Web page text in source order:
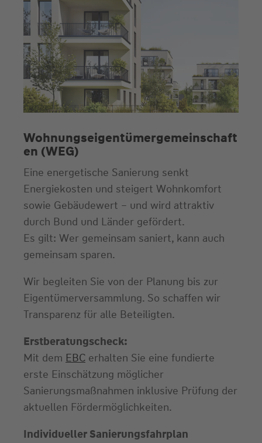
Wohnungseigentümergemeinschaft
en (WEG)
Eine energetische Sanierung senkt
Energiekosten und steigert Wohnkomfort
sowie Gebäudewert – und wird attraktiv
durch Bund und Länder gefördert.
Es gilt: Wer gemeinsam saniert, kann auch
gemeinsam sparen.
Wir begleiten Sie von der Planung bis zur
Eigentümerversammlung. So schaffen wir
Transparenz für alle Beteiligten.
Erstberatungscheck:
Mit dem EBC erhalten Sie eine fundierte
erste Einschätzung möglicher
Sanierungsmaßnahmen inklusive Prüfung der
aktuellen Fördermöglichkeiten.
Individueller Sanierungsfahrplan